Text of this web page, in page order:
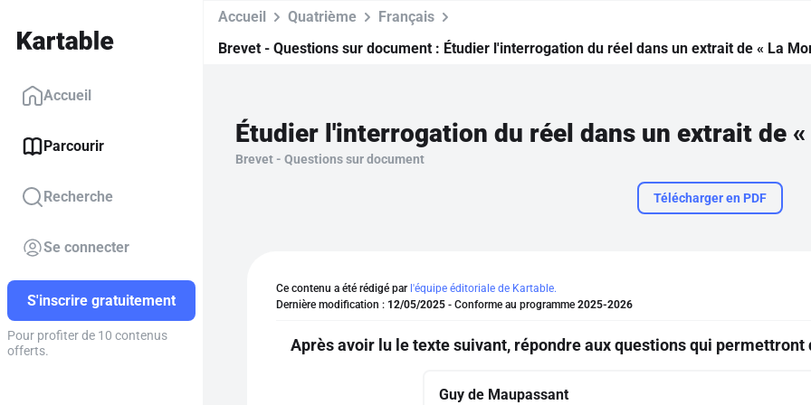
Accueil
Parcourir
Recherche
Se connecter
S'inscrire gratuitement
Pour profiter de 10 contenus
offerts.
Accueil Quatrième
Français
Brevet - Questions sur document : Étudier l'interrogation du réel dans un extrait de « La
Brevet - Questions sur document
Télécharger en PDF
Ce contenu a été rédigé par l'équipe éditoriale de Kartable.
Dernière modification : 12/05/2025 - Conforme au programme 2025-2026
Après avoir lu le texte suivant, répondre aux questions qui permettront
Guy de Maupassant